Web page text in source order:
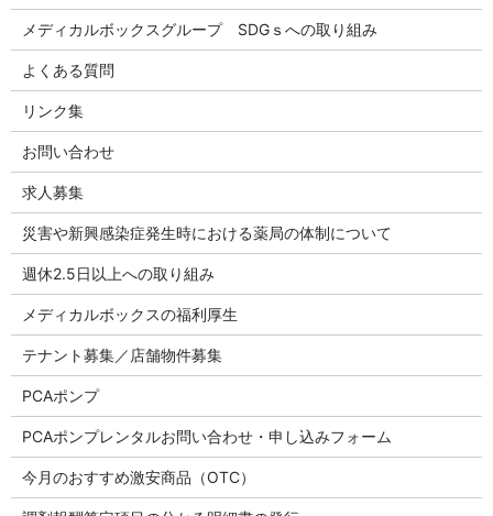
メディカルボックスグループ SDGｓへの取り組み
よくある質問
リンク集
お問い合わせ
求人募集
災害や新興感染症発生時における薬局の体制について
週休2.5日以上への取り組み
メディカルボックスの福利厚生
テナント募集／店舗物件募集
PCAポンプ
PCAポンプレンタルお問い合わせ・申し込みフォーム
今月のおすすめ激安商品（OTC）